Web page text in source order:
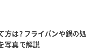
方は? フライパンや鍋の処
写真で解説